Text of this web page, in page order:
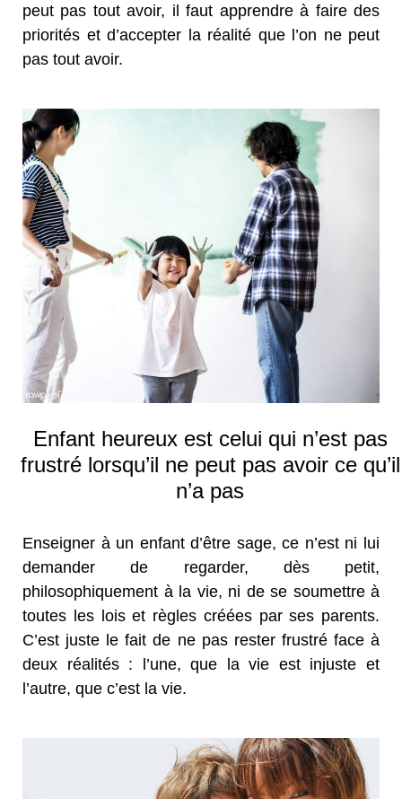
peut pas tout avoir, il faut apprendre à faire des
priorités et d’accepter la réalité que l’on ne peut
pas tout avoir.
Enfant heureux est celui qui n’est pas
frustré lorsqu’il ne peut pas avoir ce qu’il
n’a pas
Enseigner à un enfant d’être sage, ce n’est ni lui
demander de regarder, dès petit,
philosophiquement à la vie, ni de se soumettre à
toutes les lois et règles créées par ses parents.
C’est juste le fait de ne pas rester frustré face à
deux réalités : l’une, que la vie est injuste et
l’autre, que c’est la vie.